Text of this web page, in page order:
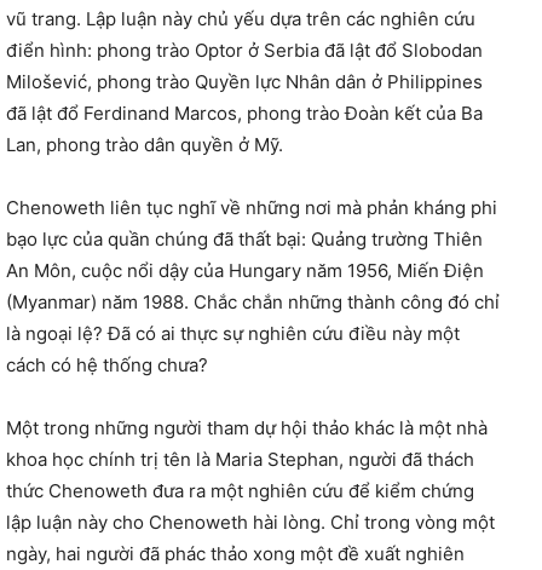
vũ trang. Lập luận này chủ yếu dựa trên các nghiên cứu
điển hình: phong trào Optor ở Serbia đã lật đổ Slobodan
Milošević, phong trào Quyền lực Nhân dân ở Philippines
đã lật đổ Ferdinand Marcos, phong trào Đoàn kết của Ba
Lan, phong trào dân quyền ở Mỹ.
Chenoweth liên tục nghĩ về những nơi mà phản kháng phi
bạo lực của quần chúng đã thất bại: Quảng trường Thiên
An Môn, cuộc nổi dậy của Hungary năm 1956, Miến Điện
(Myanmar) năm 1988. Chắc chắn những thành công đó chỉ
là ngoại lệ? Đã có ai thực sự nghiên cứu điều này một
cách có hệ thống chưa?
Một trong những người tham dự hội thảo khác là một nhà
khoa học chính trị tên là Maria Stephan, người đã thách
thức Chenoweth đưa ra một nghiên cứu để kiểm chứng
lập luận này cho Chenoweth hài lòng. Chỉ trong vòng một
ngày, hai người đã phác thảo xong một đề xuất nghiên